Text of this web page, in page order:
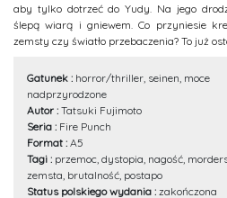
aby tylko dotrzeć do Yudy. Na jego
ślepą wiarą i gniewem. Co przyniesie
zemsty czy światło przebaczenia? To już
Gatunek : horror/thriller, seinen, moce
nadprzyrodzone
Autor : Tatsuki Fujimoto
Seria : Fire Punch
Format : A5
Tagi : przemoc, dystopia, nagość,
zemsta, brutalność, postapo
Status polskiego wydania : zakończona